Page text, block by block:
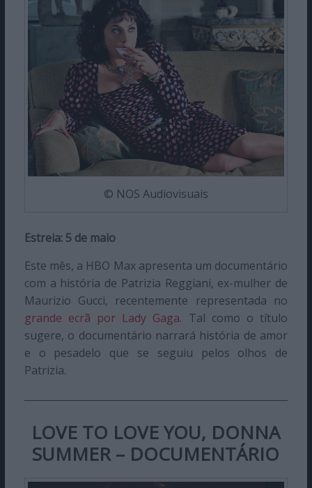
© NOS Audiovisuais
Estreia: 5 de maio
Este mês, a HBO Max apresenta um documentário
com a história de Patrizia Reggiani, ex-mulher de
Maurizio Gucci, recentemente representada no
grande ecrã por Lady Gaga. Tal como o título
sugere, o documentário narrará história de amor
e o pesadelo que se seguiu pelos olhos de
Patrizia.
LOVE TO LOVE YOU, DONNA
SUMMER– DOCUMENTÁRIO